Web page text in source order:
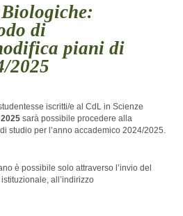
di
piani di
2025
iscritti/e al CdL in Scienze
sarà possibile procedere alla
studio per l’anno accademico 2024/2025.
è possibile solo attraverso l’invio del
all’indirizzo